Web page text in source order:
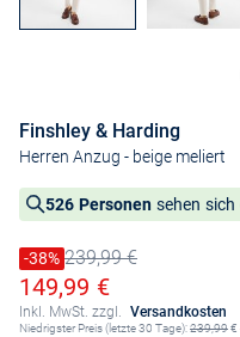
Finshley & Harding
Herren Anzug - beige meliert
526 Personen sehen
Preis reduziert um
-38%
Alter Preis239,99 €
Ermäßigter Preis
149,99 €
Inkl. MwSt. zzgl. Versandkosten
Niedrigster Preis (letzte 30 Tage):239,99€